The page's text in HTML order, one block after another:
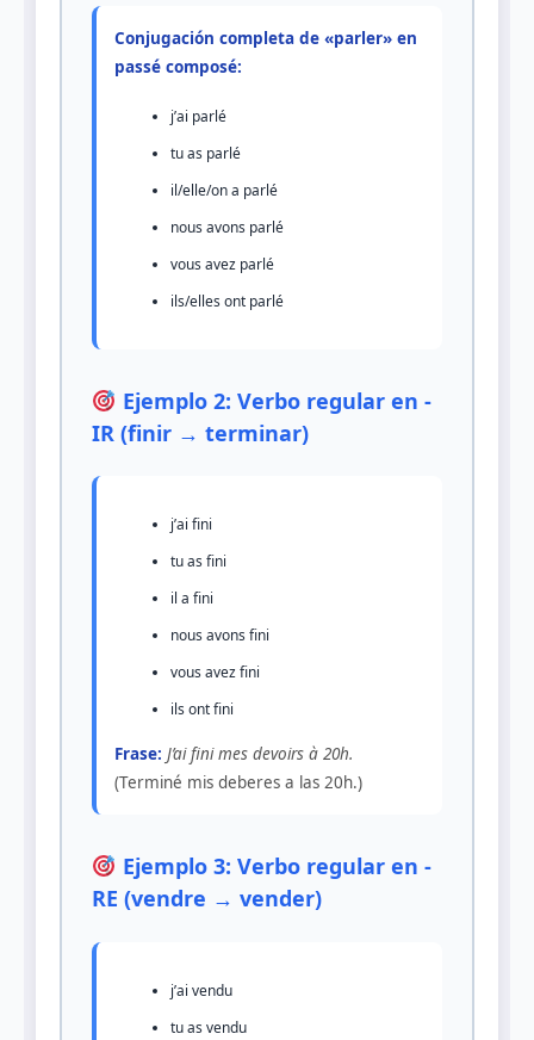
Conjugación completa de «parler» en
passé composé:
j’ai parlé
tu as parlé
il/elle/on a parlé
nous avons parlé
vous avez parlé
ils/elles ont parlé
Ejemplo 2: Verbo regular en -
IR (finir → terminar)
j’ai fini
tu as fini
il a fini
nous avons fini
vous avez fini
ils ont fini
Frase: J’ai fini mes devoirs à 20h.
(Terminé mis deberes a las 20h.)
Ejemplo 3: Verbo regular en -
RE (vendre → vender)
j’ai vendu
tu as vendu